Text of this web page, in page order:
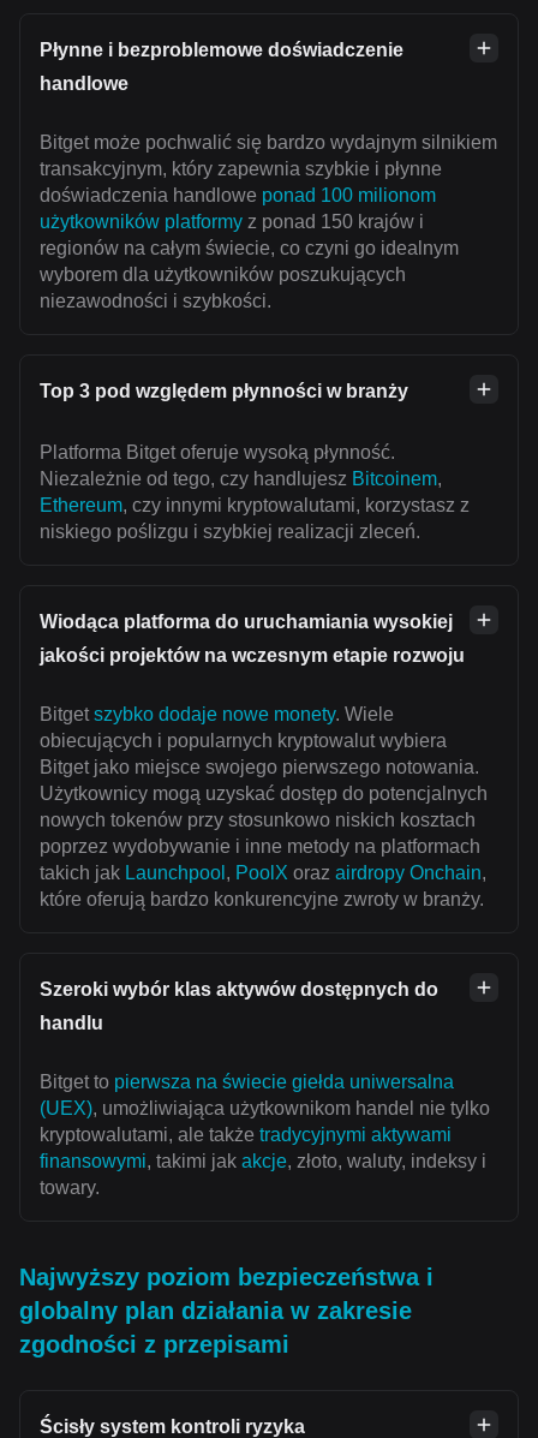
Płynne i bezproblemowe doświadczenie
handlowe
Bitget może pochwalić się bardzo wydajnym silnikiem
transakcyjnym, który zapewnia szybkie i płynne
doświadczenia handlowe ponad 100 milionom
użytkowników platformy z ponad 150 krajów i
regionów na całym świecie, co czyni go idealnym
wyborem dla użytkowników poszukujących
niezawodności i szybkości.
Top 3 pod względem płynności w branży
Platforma Bitget oferuje wysoką płynność.
Niezależnie od tego, czy handlujesz Bitcoinem,
Ethereum, czy innymi kryptowalutami, korzystasz z
niskiego poślizgu i szybkiej realizacji zleceń.
Wiodąca platforma do uruchamiania wysokiej
jakości projektów na wczesnym etapie rozwoju
Bitget szybko dodaje nowe monety. Wiele
obiecujących i popularnych kryptowalut wybiera
Bitget jako miejsce swojego pierwszego notowania.
Użytkownicy mogą uzyskać dostęp do potencjalnych
nowych tokenów przy stosunkowo niskich kosztach
poprzez wydobywanie i inne metody na platformach
takich jak Launchpool , PoolX oraz airdropy Onchain,
które oferują bardzo konkurencyjne zwroty w branży.
Szeroki wybór klas aktywów dostępnych do
handlu
Bitget to pierwsza na świecie giełda uniwersalna
(UEX), umożliwiająca użytkownikom handel nie tylko
kryptowalutami, ale także tradycyjnymi aktywami
finansowymi, takimi jak akcje, złoto, waluty, indeksy i
towary.
Najwyższy poziom bezpieczeństwa i
globalny plan działania w zakresie
zgodności z przepisami
Ścisły system kontroli ryzyka